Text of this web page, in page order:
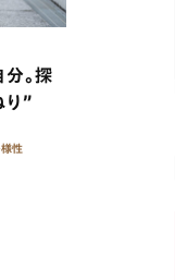
。探
り”
性